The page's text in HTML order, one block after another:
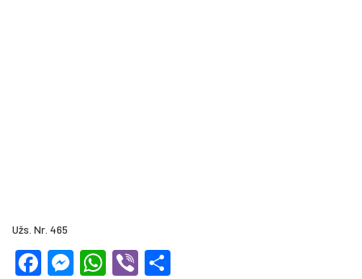
Užs. Nr. 465
Facebook
Messenger
WhatsApp
Viber